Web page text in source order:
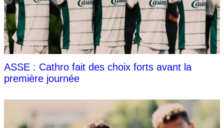
ASSE : Cathro fait des choix forts avant la
première journée